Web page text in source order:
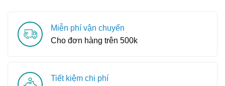
Miễn phí vận chuyển
Cho đơn hàng trên 500k
Tiết kiệm chi phí